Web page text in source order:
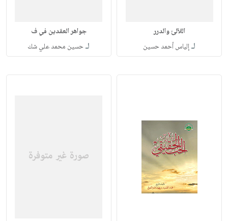
اللآلئ والدرر
لـإلياس أحمد حسين
جواهر العقدين في ف
لـحسين محمد علي شك